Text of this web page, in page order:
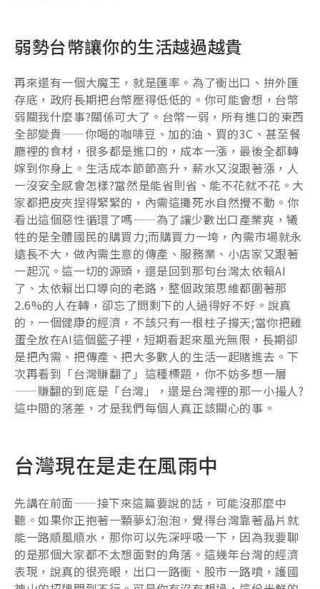
弱勢台幣讓你的生活越過越貴
再來還有一個大魔王，就是匯率。為了衝出口、拚外匯
存底，政府長期把台幣壓得低低的。你可能會想，台幣
弱關我什麼事?關係可大了。台幣一弱，所有進口的東西
全部變貴——你喝的咖啡豆、加的油、買的3C、甚至餐
廳裡的食材，很多都是進口的，成本一漲，最後全都轉
嫁到你身上。生活成本節節高升，薪水又沒跟著漲，人
一沒安全感會怎樣?當然是能省則省、能不花就不花。大
家都把皮夾捏得緊緊的，內需這攤死水自然攪不動。你
看出這個惡性循環了嗎——為了讓少數出口產業爽，犧
牲的是全體國民的購買力;而購買力一垮，內需市場就永
遠長不大，做內需生意的傳產、服務業、小店家又跟著
一起沉。這一切的源頭，還是回到那句台灣太依賴AI
了、太依賴出口導向的老路，整個政策思維都圍著那
2.6%的人在轉，卻忘了問剩下的人過得好不好。說真
的，一個健康的經濟，不該只有一根柱子撐天;當你把雞
蛋全放在AI這個籃子裡，短期看起來風光無限，長期卻
是把內需、把傳產、把大多數人的生活一起賭進去。下
次再看到「台灣賺翻了」這種標題，你不妨多想一層
——賺翻的到底是「台灣」，還是台灣裡的那一小撮人?
這中間的落差，才是我們每個人真正該關心的事。
台灣現在是走在風雨中
先講在前面——接下來這篇要說的話，可能沒那麼中
聽。如果你正抱著一顆夢幻泡泡，覺得台灣靠著晶片就
能一路順風順水，那你可以先深呼吸一下，因為我要聊
的是那個大家都不太想面對的角落。這幾年台灣的經濟
表現，說真的很亮眼，出口一路衝、股市一路噴，護國